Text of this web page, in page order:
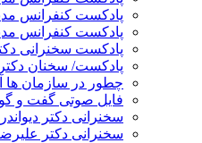
پادکست کنفرانس
پادکست کنفرانس
پادکست سخنرانی
پادکست/ سخنان
چطور در سازمان ها
فایل صوتی گفت و
سخنرانی دکتر
سخنرانی دکتر علیرضا